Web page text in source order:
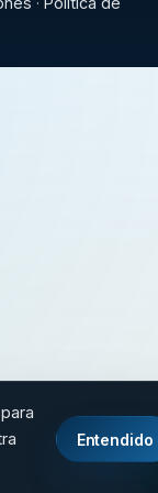
Entendido